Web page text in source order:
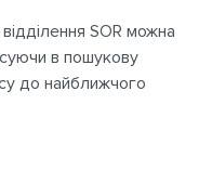
SOR можна
в пошукову
до найближчого